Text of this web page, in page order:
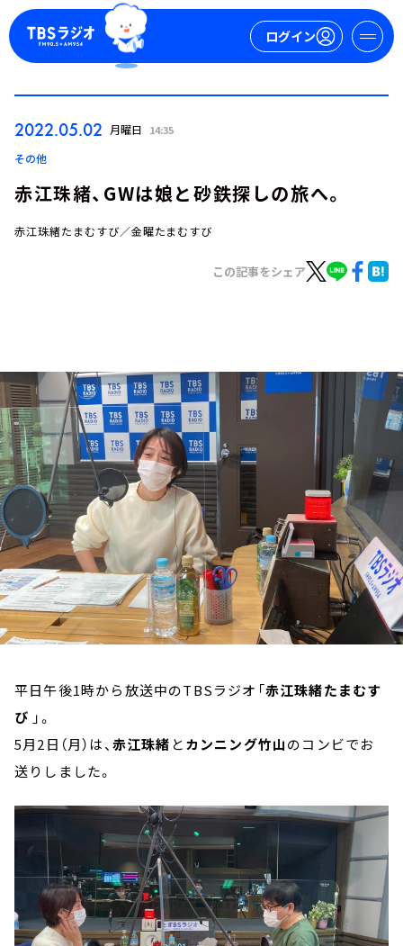
ログイン
トピックス
TBS Podcast
お知らせ
イベント・グッズ
YouTube
会社情報
2022.05.02 月曜日 14:35
その他
赤江珠緒、GWは娘と砂鉄探しの旅へ。
赤江珠緒たまむすび／金曜たまむすび
この記事をシェア
平日午後1時から放送中のTBSラジオ「赤江珠緒たまむす
び 」。
5月2日（月）は、赤江珠緒 とカンニング竹山のコンビでお
送りしました。